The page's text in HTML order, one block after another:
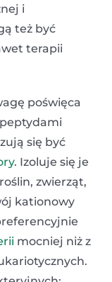
i
też być
terapii
poświęca
się być
. Izoluje się je
zwierząt,
kationowy
mocniej niż z